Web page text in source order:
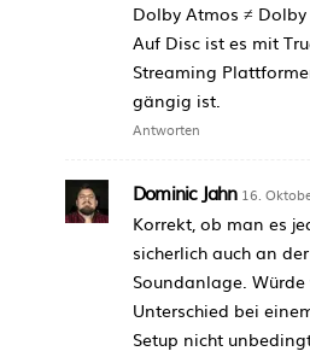
Dolby Atmos ≠
Auf Disc ist es mit
Streaming
gängig ist.
Antworten
Dominic Jahn 16.
Korrekt, ob man es
sicherlich auch an
Soundanlage.
Unterschied bei
Setup nicht